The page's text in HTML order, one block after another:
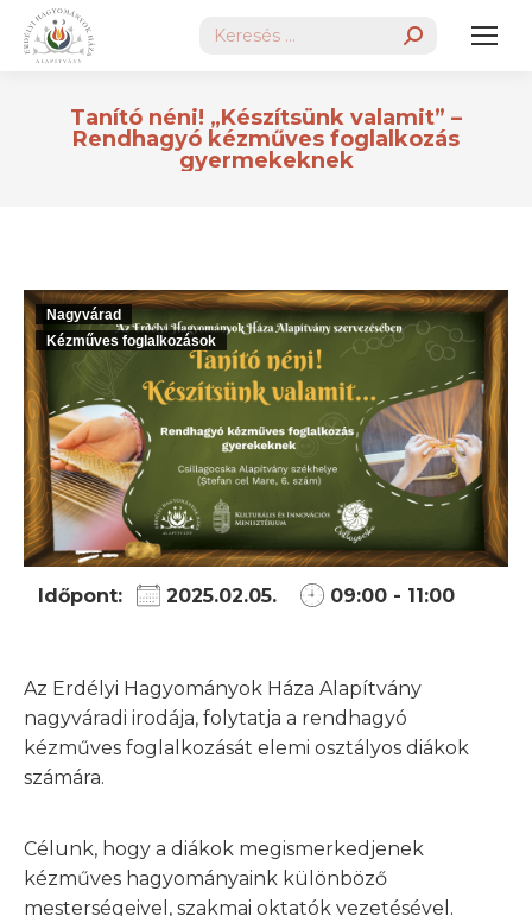
Search:
Tanító néni! „Készítsünk valamit” –
Rendhagyó kézműves foglalkozás
gyermekeknek
Nagyvárad
Kézműves foglalkozások
Időpont: 2025.02.05. 09:00 - 11:00
Az Erdélyi Hagyományok Háza Alapítvány
nagyváradi irodája, folytatja a rendhagyó
kézműves foglalkozását elemi osztályos diákok
számára.
Célunk, hogy a diákok megismerkedjenek
kézműves hagyományaink különböző
mesterségeivel, szakmai oktatók vezetésével.